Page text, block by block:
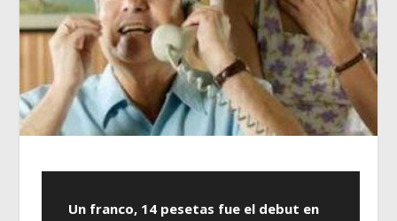
Un franco, 14 pesetas fue el debut en